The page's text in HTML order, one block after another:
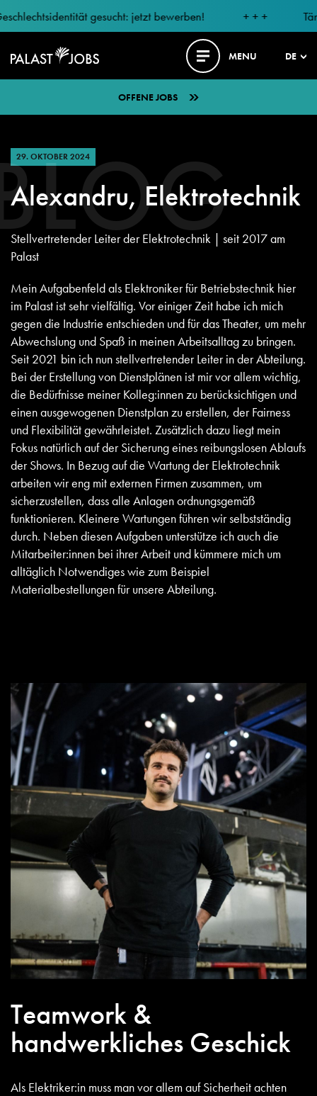
gesucht: jetzt bewerben! + + +
MENU DE
OFFENE JOBS
29. OKTOBER 2024
Alexandru, Elektrotechnik
Stellvertretender Leiter der Elektrotechnik | seit 2017 am
Palast
Mein Aufgabenfeld als Elektroniker für Betriebstechnik hier
im Palast ist sehr vielfältig. Vor einiger Zeit habe ich mich
gegen die Industrie entschieden und für das Theater, um mehr
Abwechslung und Spaß in meinen Arbeitsalltag zu bringen.
Seit 2021 bin ich nun stellvertretender Leiter in der Abteilung.
Bei der Erstellung von Dienstplänen ist mir vor allem wichtig,
die Bedürfnisse meiner Kolleg:innen zu berücksichtigen und
einen ausgewogenen Dienstplan zu erstellen, der Fairness
und Flexibilität gewährleistet. Zusätzlich dazu liegt mein
Fokus natürlich auf der Sicherung eines reibungslosen Ablaufs
der Shows. In Bezug auf die Wartung der Elektrotechnik
arbeiten wir eng mit externen Firmen zusammen, um
sicherzustellen, dass alle Anlagen ordnungsgemäß
funktionieren. Kleinere Wartungen führen wir selbstständig
durch. Neben diesen Aufgaben unterstütze ich auch die
Mitarbeiter:innen bei ihrer Arbeit und kümmere mich um
alltäglich Notwendiges wie zum Beispiel
Materialbestellungen für unsere Abteilung.
Teamwork &
handwerkliches Geschick
Als Elektriker:in muss man vor allem auf Sicherheit achten